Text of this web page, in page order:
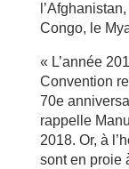
Congo, le
« L’année
Convention
70e
rappelle
2018. Or, à
sont en proie